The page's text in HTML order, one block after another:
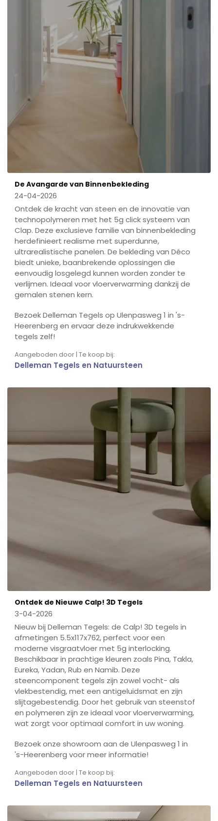
De Avangarde van Binnenbekleding
24-04-2026
Ontdek de kracht van steen en de innovatie van
technopolymeren met het 5g click systeem van
Clap. Deze exclusieve familie van binnenbekleding
herdefinieert realisme met superdunne,
ultrarealistische panelen. De bekleding van Déco
biedt unieke, baanbrekende oplossingen die
eenvoudig losgelegd kunnen worden zonder te
verlijmen. Ideaal voor vloerverwarming dankzij de
gemalen stenen kern.
Bezoek Delleman Tegels op Ulenpasweg 1 in 's-
Heerenberg en ervaar deze indrukwekkende
tegels zelf!
Aangeboden door | Te koop bij:
Delleman Tegels en Natuursteen
Ontdek de Nieuwe Calp! 3D Tegels
3-04-2026
Nieuw bij Delleman Tegels: de Calp! 3D tegels in
afmetingen 5.5x117x762, perfect voor een
moderne visgraatvloer met 5g interlocking.
Beschikbaar in prachtige kleuren zoals Pina, Takla,
Eureka, Yadan, Rub en Namib. Deze
steencomponent tegels zijn zowel vocht- als
vlekbestendig, met een antigeluidsmat en zijn
slijtagebestendig. Door het gebruik van steenstof
en polymeren zijn ze ideaal voor vloerverwarming,
wat zorgt voor optimaal comfort in uw woning.
Bezoek onze showroom aan de Ulenpasweg 1 in
's-Heerenberg voor meer informatie!
Aangeboden door | Te koop bij:
Delleman Tegels en Natuursteen